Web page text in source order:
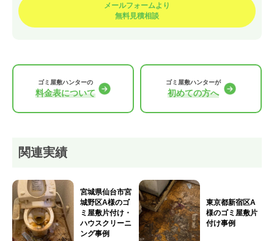
メールフォームより
無料見積相談
ゴミ屋敷ハンターの
料金表について
ゴミ屋敷ハンターが
初めての方へ
関連実績
宮城県仙台市宮
城野区A様のゴ
ミ屋敷片付け・
ハウスクリーニ
ング事例
東京都新宿区A
様のゴミ屋敷片
付け事例